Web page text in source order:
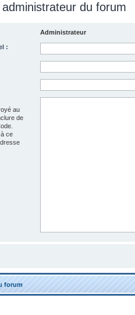
du forum
Administrateur
:
au
de
à ce
forum